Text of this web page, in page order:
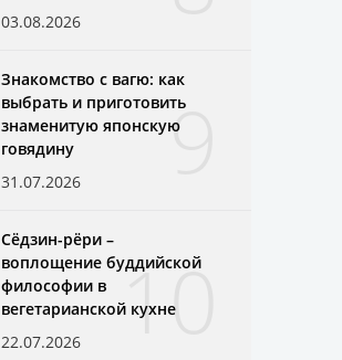
03.08.2026
9
Знакомство с вагю: как
выбрать и приготовить
знаменитую японскую
говядину
31.07.2026
10
Сёдзин-рёри –
воплощение буддийской
философии в
вегетарианской кухне
22.07.2026